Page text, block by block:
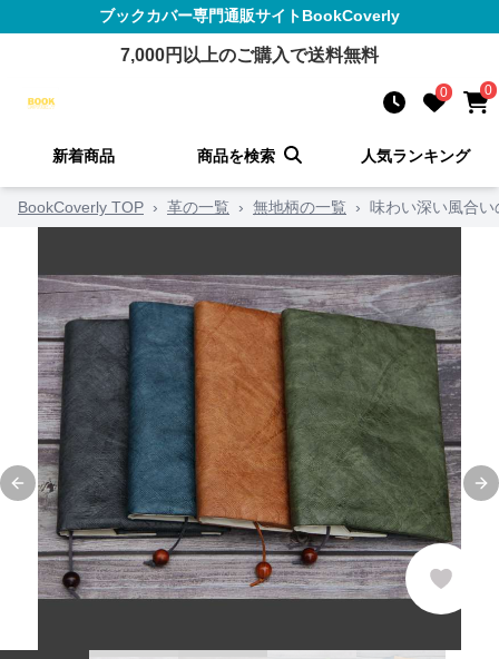
ブックカバー専門通販サイトBookCoverly
7,000円以上のご購入で送料無料
0 0
新着商品 商品を検索 人気ランキング
BookCoverly TOP › 革の一覧 › 無地柄の一覧 › 味わい深い風合
Previous slide